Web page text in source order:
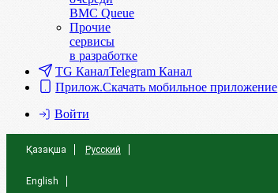
BMC Queue
Прочие
сервисы
в разработке
TG КаналTelegram Канал
Прилож.Скачать мобильное приложение
Войти
Қазақша Русский
English